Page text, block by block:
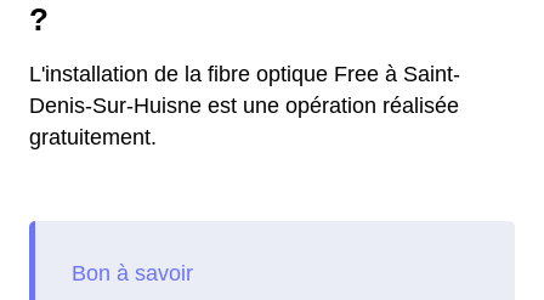
?
L'installation de la fibre optique Free à Saint-
Denis-Sur-Huisne est une opération réalisée
gratuitement.